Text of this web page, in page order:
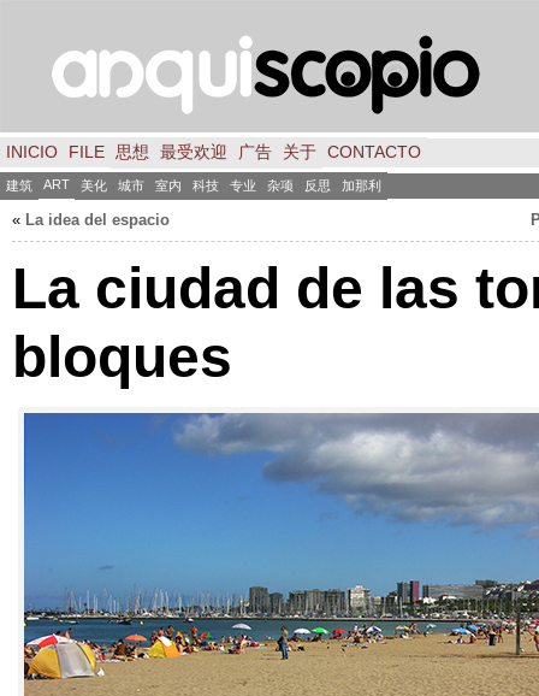
INICIO FILE 思想 最受欢迎 广告 关于 CONTACTO
建筑 ART 美化 城市 室内 科技 专业 杂项 反思 加那利
« La idea del espacio
La ciudad de las
bloques